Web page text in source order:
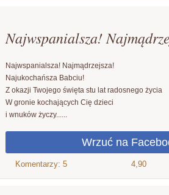
Najwspanialsza!
Najwspanialsza! Najmądrzejsza!
Najukochańsza Babciu!
Z okazji Twojego święta stu lat radosnego życia
W gronie kochających Cię dzieci
i wnuków życzy......
4,90